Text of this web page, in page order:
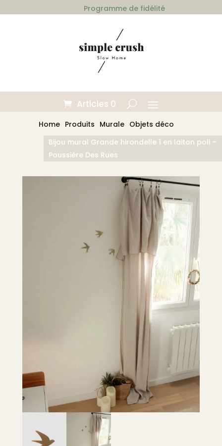
Programme de fidélité
Articles 0
Home Produits Murale Objets déco
Bijou mural Grande hirondelle 1 en laiton poli –
Poussière Des Rues